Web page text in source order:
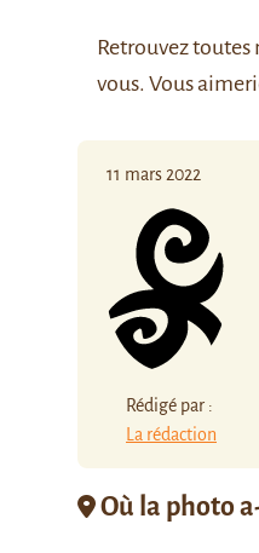
Retrouveztoutes
vous. Vous
11 mars 2022
Rédigé par :
La rédaction
Où la photo